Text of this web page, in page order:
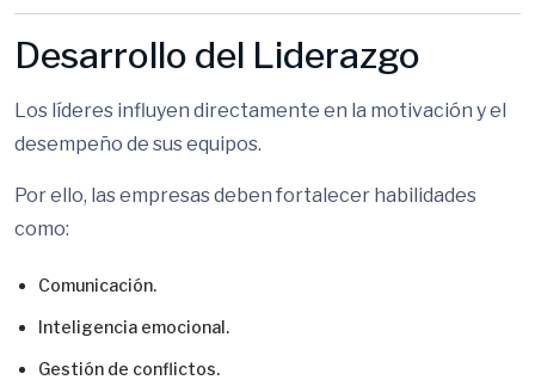
Desarrollo del Liderazgo
Los líderes influyen directamente en la motivación y el
desempeño de sus equipos.
Por ello, las empresas deben fortalecer habilidades
como:
Comunicación.
Inteligencia emocional.
Gestión de conflictos.